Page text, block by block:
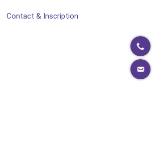
Contact & Inscription